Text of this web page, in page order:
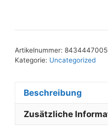
Artikelnummer:
Kategorie: Uncategorized
Beschreibung
Zusätzliche